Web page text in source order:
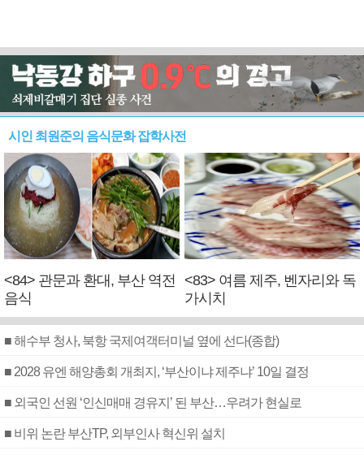
시인 최원준의 음식문화 잡학사전
<84> 관문과 환대, 부산 역전
음식
<83> 여름 제주, 벤자리와 독
가시치
■ 해수부 청사, 북항 국제여객터미널 옆에 선다(종합)
■ 2028 유엔 해양총회 개최지, ‘부산이냐 제주냐’ 10일 결정
■ 외국인 선원 ‘인신매매 경유지’ 된 부산…우려가 현실로
■ 비위 논란 부산TP, 외부인사 혁신위 설치